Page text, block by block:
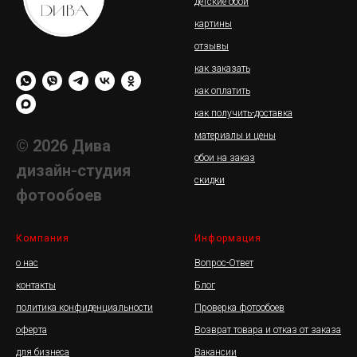
© 2026 Дива
дизайн-студия
фотообоев
картины
отзывы
как заказать
как оплатить
как получить-доставка
материалы и цены
обои на заказ
скидки
Компания
о нас
контакты
политика конфиденциальности
оферта
для бизнеса
Информация
Вопрос-Ответ
Блог
Проверка фотообоев
Возврат товара и отказ от заказа
Вакансии